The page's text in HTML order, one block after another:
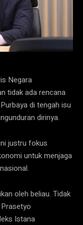
Negara
tidak ada rencana
di tengah isu
dirinya.
justru fokus
untuk menjaga
oleh beliau. Tidak
Istana